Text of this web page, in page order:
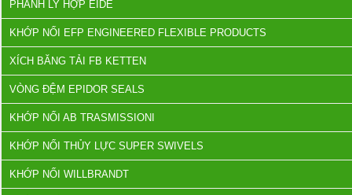
PHANH LY HỢP EIDE
KHỚP NỐI EFP ENGINEERED FLEXIBLE PRODUCTS
XÍCH BĂNG TẢI FB KETTEN
VÒNG ĐỆM EPIDOR SEALS
KHỚP NỐI AB TRASMISSIONI
KHỚP NỐI THỦY LỰC SUPER SWIVELS
KHỚP NỐI WILLBRANDT